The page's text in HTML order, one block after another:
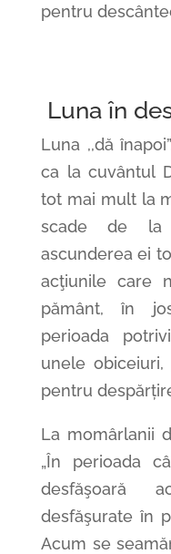
pentru
Luna în
Luna ,,dă
ca la cuvântul
tot mai mult la
scade de
ascunderea ei
acţiunile care
pământ, în
perioada
unele
pentru
La momârlanii
„În perioada
desfăşoară
desfăşurate în
Acum se